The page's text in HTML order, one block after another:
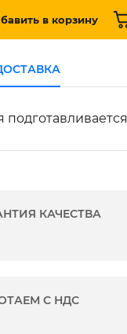
в корзину
КАЧЕСТВА
С НДС